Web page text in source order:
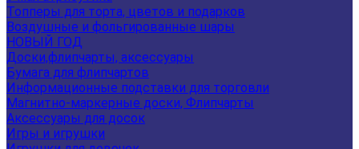
Топперы для торта, цветов и подарков
Воздушные и фольгированные шары
НОВЫЙ ГОД
Доски,флипчарты, аксессуары
Бумага для флипчартов
Информационные подставки для торговли
Магнитно-маркерные доски, Флипчарты
Аксессуары для досок
Игры и игрушки